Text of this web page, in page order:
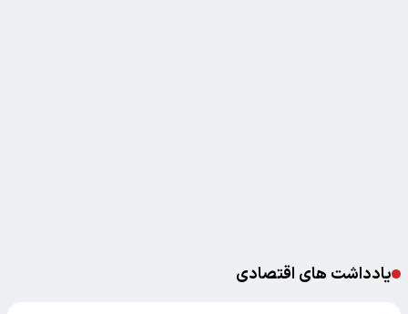
یادداشت های اقتصادی